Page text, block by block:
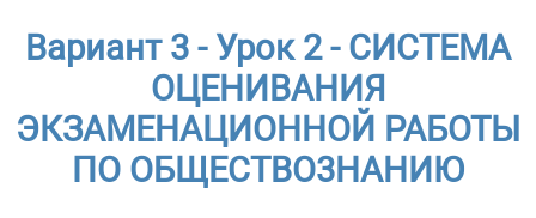
Вариант 3 - Урок 2 - СИСТЕМА
ОЦЕНИВАНИЯ
ЭКЗАМЕНАЦИОННОЙ РАБОТЫ
ПО ОБЩЕСТВО3НАНИЮ